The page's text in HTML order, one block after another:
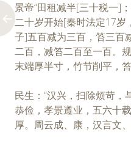
景帝“田租减半[三十税一]
二十岁开始[秦时法定17岁
子]五百减为三百，笞三百
二百，减笞二百至一百。
末端厚半寸，竹节削平，
民生：“汉兴，扫除烦苛
恭俭，孝景遵业，五六十
厚。周云成、康，汉言文